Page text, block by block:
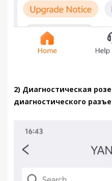
2) Диагностическая
диагностического